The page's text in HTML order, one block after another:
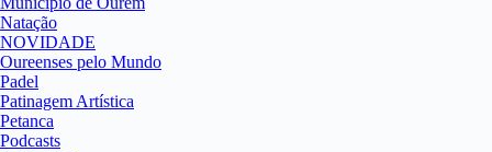
Natação
NOVIDADE
Oureenses pelo Mundo
Padel
Patinagem Artística
Petanca
Podcasts